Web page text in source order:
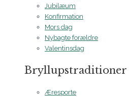
Jubilæum
Konfirmation
Mors dag
Nybagte forældre
Valentinsdag
Bryllupstraditioner
Æresporte